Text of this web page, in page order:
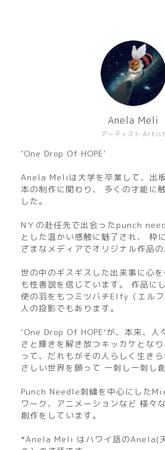
アーティスト Artist
Anela Meli
’One Drop Of HOPE'
Anela Meliは大学を卒業して、出
本の制作に関わり、 多くの才能に
した。
NＹの赴任先で出会ったpunch
とした温かい感触に魅了され、 枠
ざまなメディアでオリジナル作品の
世の中のギスギスした出来事に心
も性善説を信じています。 作品に
使の羽をもつミツバチElfy（エル
人の投影でもあります。
‘One Drop Of HOPE‘が、本来、人
さと輝きを解き放つキッカケとな
って、だれもがその人らしく生き
さしい世界を願って 一刺し一刺し
Punch Needle刺繍を中心にした
ワーク、アニメーションなど 様々
創作をしています。
*Anela Meli はハワイ語のAnela(